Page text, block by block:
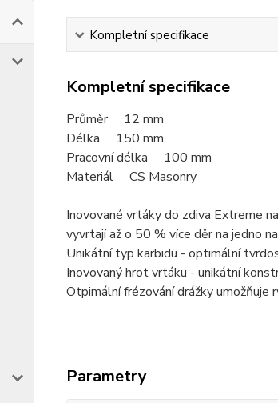
Kompletní specifikace
Kompletní specifikace
Průměr 12 mm
Délka 150 mm
Pracovní délka 100 mm
Materiál CS Masonry
Inovované vrtáky do zdiva Extreme
vyvrtají až o 50 % více děr na jedno
Unikátní typ karbidu - optimální
Inovovaný hrot vrtáku - unikátní
Otpimální frézování drážky
Parametry